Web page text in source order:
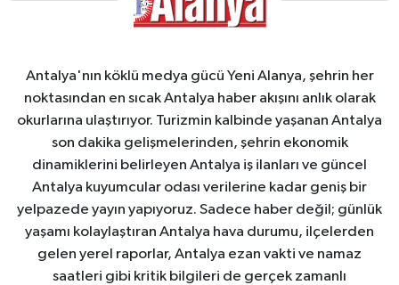
Antalya'nın köklü medya gücü Yeni Alanya, şehrin her
noktasından en sıcak Antalya haber akışını anlık olarak
okurlarına ulaştırıyor. Turizmin kalbinde yaşanan Antalya
son dakika gelişmelerinden, şehrin ekonomik
dinamiklerini belirleyen Antalya iş ilanları ve güncel
Antalya kuyumcular odası verilerine kadar geniş bir
yelpazede yayın yapıyoruz. Sadece haber değil; günlük
yaşamı kolaylaştıran Antalya hava durumu, ilçelerden
gelen yerel raporlar, Antalya ezan vakti ve namaz
saatleri gibi kritik bilgileri de gerçek zamanlı